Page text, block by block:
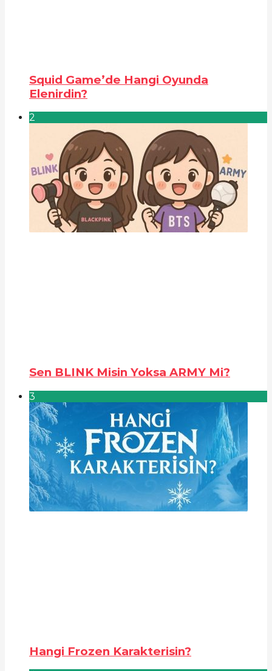
Squid Game’de Hangi Oyunda
Elenirdin?
2
Sen BLINK Misin Yoksa ARMY Mi?
3
Hangi Frozen Karakterisin?